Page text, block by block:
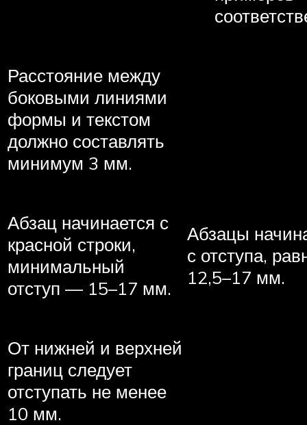
Расстояние между
боковыми линиями
формы и текстом
должно составлять
минимум 3 мм.
Абзац начинается с
красной строки,
минимальный
отступ — 15–17 мм.
Абзацы
с отступа,
12,5–17 мм.
От нижней и верхней
границ следует
отступать не менее
10 мм.